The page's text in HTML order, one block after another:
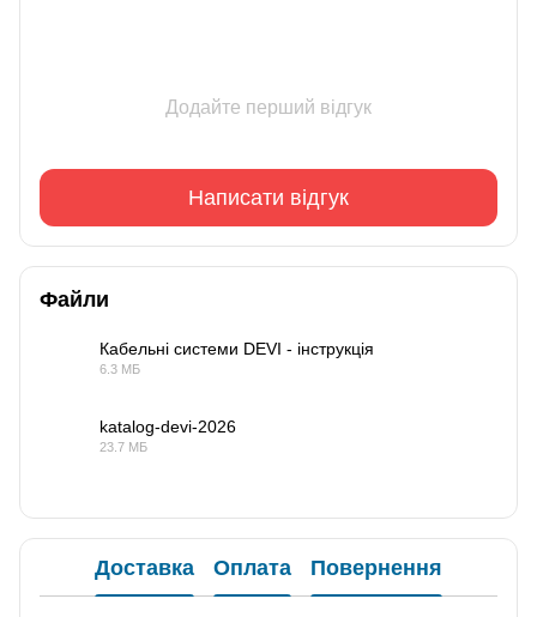
Додайте перший відгук
Написати відгук
Файли
Кабельні системи DEVI - інструкція
6.3 МБ
katalog-devi-2026
23.7 МБ
Доставка Оплата Повернення